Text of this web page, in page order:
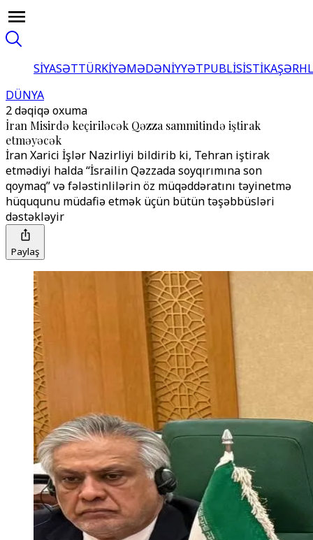
SİYASƏTTÜRKİYƏMƏDƏNİYYƏTPUBLİSİSTİKA
DÜNYA
2 dəqiqə oxuma
İran Misirdə keçiriləcək Qəzza sammitində iştirak
etməyəcək
İran Xarici İşlər Nazirliyi bildirib ki, Tehran iştirak
etmədiyi halda “İsrailin Qəzzada soyqırımına son
qoymaq” və fələstinlilərin öz müqəddəratını təyinetmə
hüququnu müdafiə etmək üçün bütün təşəbbüsləri
dəstəkləyir
Paylaş